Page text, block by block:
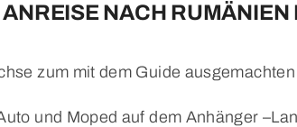
NACH
zum mit dem Guide
und Moped auf dem Anhänger